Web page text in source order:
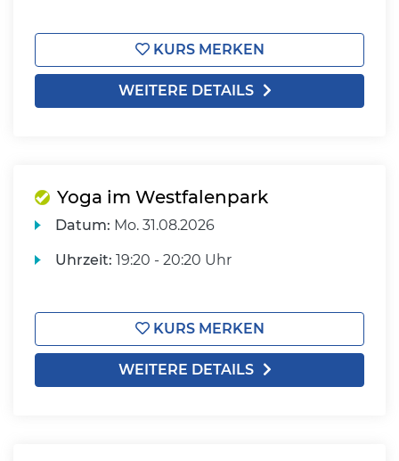
KURS MERKEN
WEITERE DETAILS
Yoga im Westfalenpark
Datum: Mo. 31.08.2026
Uhrzeit: 19:20 - 20:20 Uhr
KURS MERKEN
WEITERE DETAILS